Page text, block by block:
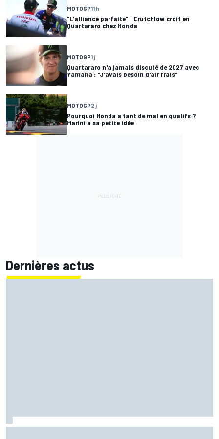
MOTOGP11 h
"L'alliance parfaite" : Crutchlow croit en
Quartararo chez Honda
MOTOGP1 j
Quartararo n'a jamais discuté de 2027 avec
Yamaha : "J'avais besoin d'air frais"
MOTOGP2 j
Pourquoi Honda a tant de mal en qualifs ?
Marini a sa petite idée
Dernières actus